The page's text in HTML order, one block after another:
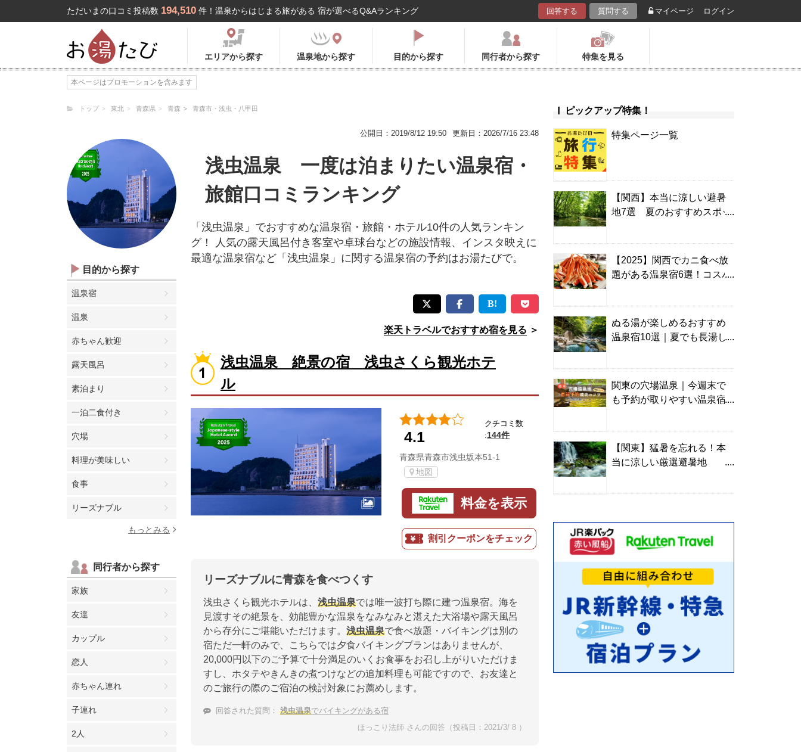
ただいまの口コミ投稿数 194,510 件！温泉からはじまる旅がある 宿が選べるQ&Aランキング 回答する 質問する マイページ ログイン
エリアから探す 温泉地から探す 目的から探す 同行者から探す 特集を見る
本ページはプロモーションを含みます
トップ 東北 青森県 青森 青森市・浅虫・八甲田
公開日：2019/8/12 19:50 更新日：2026/7/16 23:48
目的から探す
温泉宿
温泉
赤ちゃん歓迎
露天風呂
素泊まり
一泊二食付き
穴場
料理が美味しい
食事
リーズナブル
もっとみる
同行者から探す
家族
友達
カップル
恋人
赤ちゃん連れ
子連れ
2人
浅虫温泉 一度は泊まりたい温泉宿・
旅館口コミランキング
「浅虫温泉」でおすすめな温泉宿・旅館・ホテル10件の人気ランキン
グ！ 人気の露天風呂付き客室や卓球台などの施設情報、インスタ映えに
最適な温泉宿など「浅虫温泉」に関する温泉宿の予約はお湯たびで。
楽天トラベルでおすすめ宿を見る ＞
浅虫温泉 絶景の宿 浅虫さくら観光ホテ
ル
4.1
クチコミ数
:144件
青森県青森市浅虫坂本51-1
地図
料金を表示
割引クーポンをチェック
リーズナブルに青森を食べつくす
浅虫さくら観光ホテルは、 浅虫温泉では唯一波打ち際に建つ温泉宿。海を
見渡すその絶景を、効能豊かな温泉をなみなみと湛えた大浴場や露天風呂
から存分にご堪能いただけます。 浅虫温泉で食べ放題・バイキングは別の
宿ただ一軒のみで、こちらでは夕食バイキングプランはありませんが、
20,000円以下のご予算で十分満足のいくお食事をお召し上がりいただけま
すし、ホタテやきんきの煮つけなどの追加料理も可能ですので、お友達と
のご旅行の際のご宿泊の検討対象にお薦めします。
回答された質問： 浅虫温泉でバイキングがある宿
ほっこり法師 さんの回答（投稿日：2021/3/ 8 ）
ピックアップ特集！
特集ページ一覧
【関西】本当に涼しい避暑
地7選 夏のおすすめスポッ
【2025】関西でカニ食べ放
題がある温泉宿6選！コスパ
ぬる湯が楽しめるおすすめ
温泉宿10選｜夏でも長湯し
関東の穴場温泉｜今週末で
も予約が取りやすい温泉宿
【関東】猛暑を忘れる！本
当に涼しい厳選避暑地